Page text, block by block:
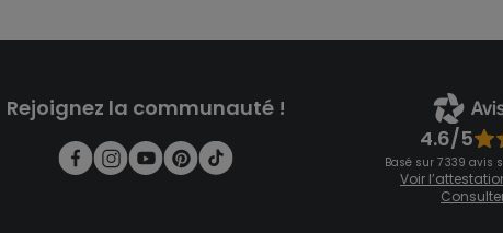
Rejoignez la communauté !
4.6/5
Basé sur 7 339 avis
Voir